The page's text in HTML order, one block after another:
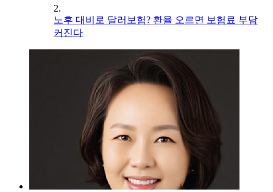
2.
노후 대비로 달러보험? 환율 오르면 보험료 부담
커진다